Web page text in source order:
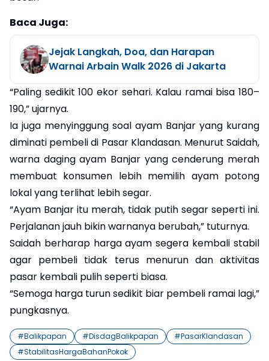
Baca Juga:
Jejak Langkah, Doa, dan Harapan
Warnai Arbain Walk 2026 di Jakarta
“Paling sedikit 100 ekor sehari. Kalau ramai bisa 180–
190,” ujarnya.
Ia juga menyinggung soal ayam Banjar yang kurang
diminati pembeli di Pasar Klandasan. Menurut Saidah,
warna daging ayam Banjar yang cenderung merah
membuat konsumen lebih memilih ayam potong
lokal yang terlihat lebih segar.
“Ayam Banjar itu merah, tidak putih segar seperti ini.
Perjalanan jauh bikin warnanya berubah,” tuturnya.
Saidah berharap harga ayam segera kembali stabil
agar pembeli tidak terus menurun dan aktivitas
pasar kembali pulih seperti biasa.
“Semoga harga turun sedikit biar pembeli ramai lagi,”
pungkasnya.
#Balikpapan #DisdagBalikpapan #PasarKlandasan
#StabilitasHargaBahanPokok